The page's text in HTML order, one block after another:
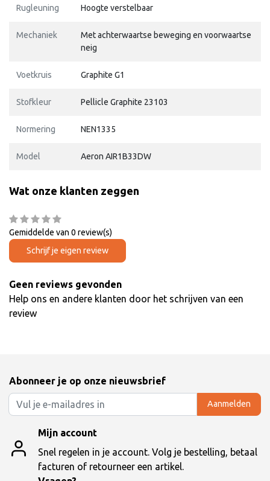
Rugleuning Hoogte verstelbaar
Mechaniek
Met achterwaartse beweging en voorwaartse
neig
Voetkruis Graphite G1
Stofkleur Pellicle Graphite 23103
Normering NEN1335
Model Aeron AIR1B33DW
Wat onze klanten zeggen
Gemiddelde van 0 review(s)
Schrijf je eigen review
Geen reviews gevonden
Help ons en andere klanten door het schrijven van een
review
Abonneer je op onze nieuwsbrief
Aanmelden
Mijn account
Snel regelen in je account. Volg je bestelling, betaal
facturen of retourneer een artikel.